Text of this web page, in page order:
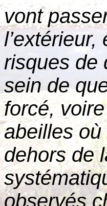
vont
risques de
sein de
forcé,
abeilles où
dehors de
observés